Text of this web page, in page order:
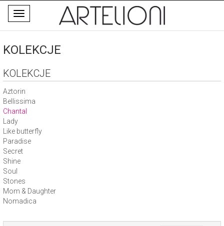
Toggle
navigation
KOLEKCJE
KOLEKCJE
Aztorin
Bellissima
Chantal
Lady
Like butterfly
Paradise
Secret
Shine
Soul
Stones
Mom & Daughter
Nomadica